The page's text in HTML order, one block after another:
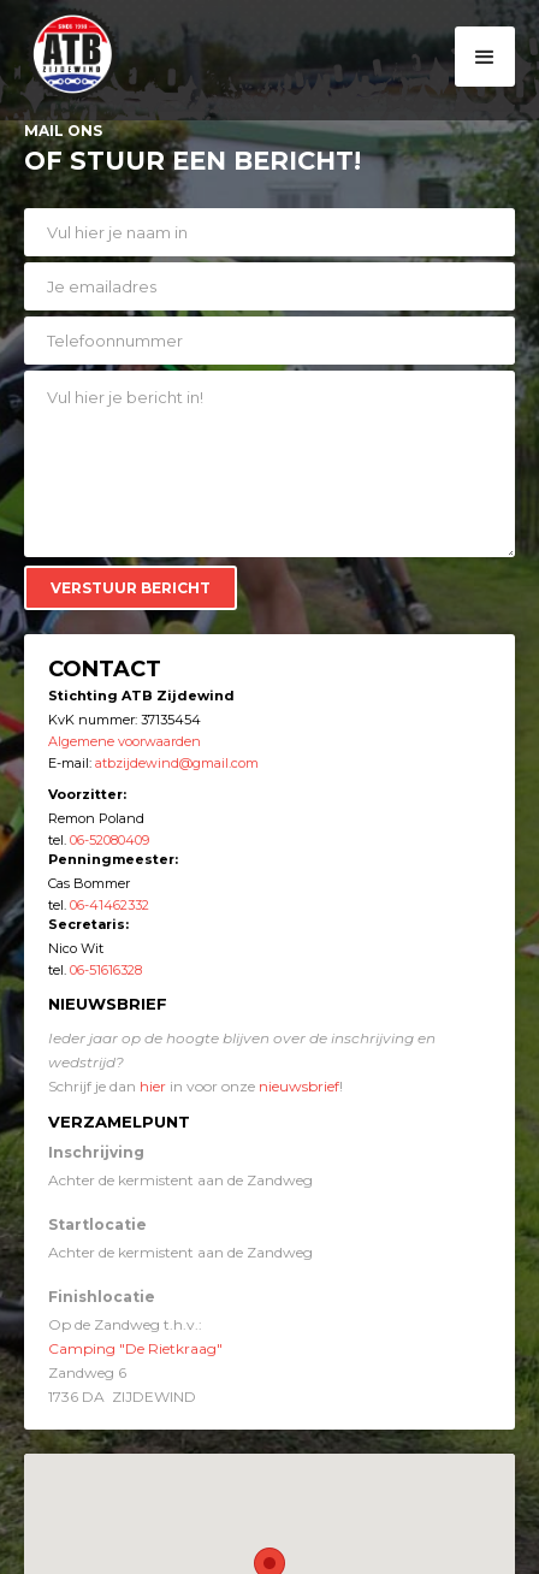
MAIL ONS
OF STUUR EEN BERICHT!
CONTACT
Stichting ATB Zijdewind
KvK nummer: 37135454
Algemene voorwaarden
E-mail: atbzijdewind@gmail.com
Voorzitter:
Remon Poland
tel. 06-52080409
Penningmeester:
Cas Bommer
tel. 06-41462332
Secretaris:
Nico Wit
tel. 06-51616328
NIEUWSBRIEF
Ieder jaar op de hoogte blijven over de inschrijving en
wedstrijd?
Schrijf je dan hier in voor onze nieuwsbrief!
VERZAMELPUNT
Inschrijving
Achter de kermistent aan de Zandweg
Startlocatie
Achter de kermistent aan de Zandweg
Finishlocatie
Op de Zandweg t.h.v.:
Camping "De Rietkraag"
Zandweg 6
1736 DA ZIJDEWIND